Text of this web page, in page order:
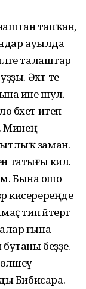
тапҡан,
ауылда
талаштар
Әхәт те
ине шул.
бәхет итеп
Минең
заман.
татығы килә.
Бына ошо
кисеререңде
тип әйтергә
ғына
беҙҙе.
Бибисара.